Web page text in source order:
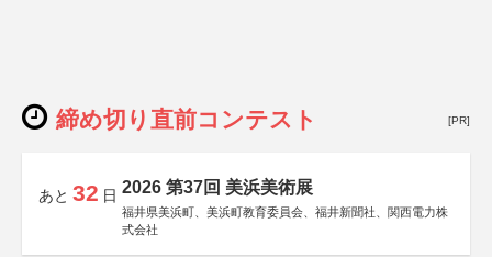
締め切り直前コンテスト [PR]
あと 32 日 2026 第37回 美浜美術展
福井県美浜町、美浜町教育委員会、福井新聞社、関西電力株
式会社